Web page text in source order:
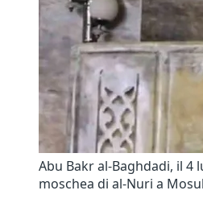
Abu Bakr al-Baghdadi, il 4
moschea di al-Nuri a